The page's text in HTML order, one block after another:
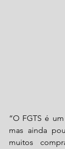
“O FGTS é
mas ainda
muitos